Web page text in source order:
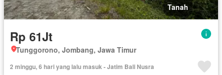
Tanah
Rp 61Jt
Tunggorono, Jombang, Jawa Timur
2 minggu, 6 hari yang lalu masuk - Jatim Bali Nusra